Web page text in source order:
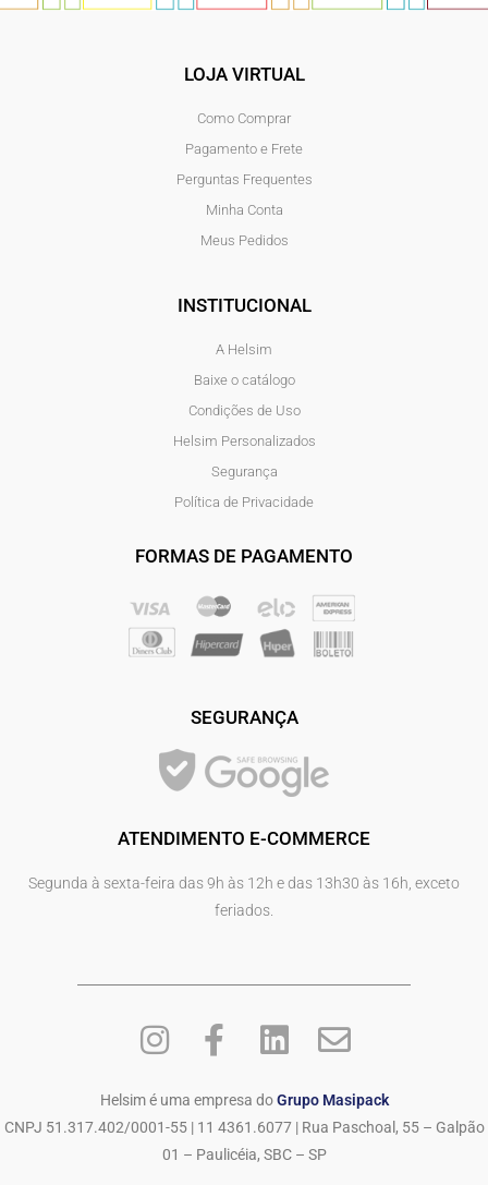
LOJA VIRTUAL
Como Comprar
Pagamento e Frete
Perguntas Frequentes
Minha Conta
Meus Pedidos
INSTITUCIONAL
A Helsim
Baixe o catálogo
Condições de Uso
Helsim Personalizados
Segurança
Política de Privacidade
FORMAS DE PAGAMENTO
SEGURANÇA
ATENDIMENTO E-COMMERCE
Segunda à sexta-feira das 9h às 12h e das 13h30 às 16h, exceto
feriados.
Helsim é uma empresa doGrupo Masipack
CNPJ 51.317.402/0001-55 | 11 4361.6077 | Rua Paschoal, 55 – Galpão
01 – Paulicéia, SBC – SP